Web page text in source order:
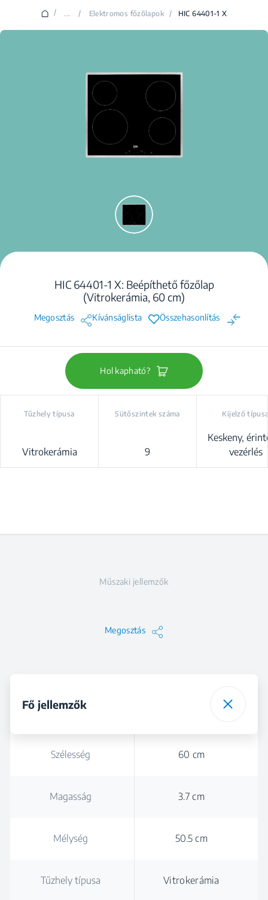
/ ... / Elektromos főzőlapok / HIC 64401-1 X
HIC 64401-1 X: Beépíthető főzőlap
(Vitrokerámia, 60 cm)
Megosztás Kívánságlista Összehasonlítás
Hol kapható?
Tűzhely típusa
Vitrokerámia
Sütőszintek száma
9
Kijelző
Keskeny,
vezérlés
Műszaki jellemzők
Megosztás
Fő jellemzők
Szélesség 60 cm
Magasság 3.7 cm
Mélység 50.5 cm
Tűzhely típusa Vitrokerámia